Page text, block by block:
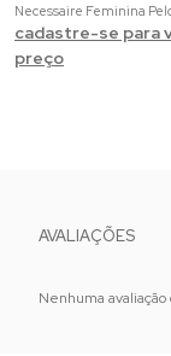
cadastre-se para
preço
AVALIAÇÕES
Nenhuma avaliação